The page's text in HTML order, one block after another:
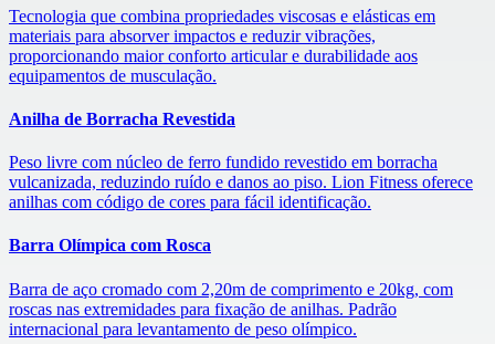
Tecnologia que combina propriedades viscosas e elásticas em
materiais para absorver impactos e reduzir vibrações,
proporcionando maior conforto articular e durabilidade aos
equipamentos de musculação.
Anilha de Borracha Revestida
Peso livre com núcleo de ferro fundido revestido em borracha
vulcanizada, reduzindo ruído e danos ao piso. Lion Fitness oferece
anilhas com código de cores para fácil identificação.
Barra Olímpica com Rosca
Barra de aço cromado com 2,20m de comprimento e 20kg, com
roscas nas extremidades para fixação de anilhas. Padrão
internacional para levantamento de peso olímpico.